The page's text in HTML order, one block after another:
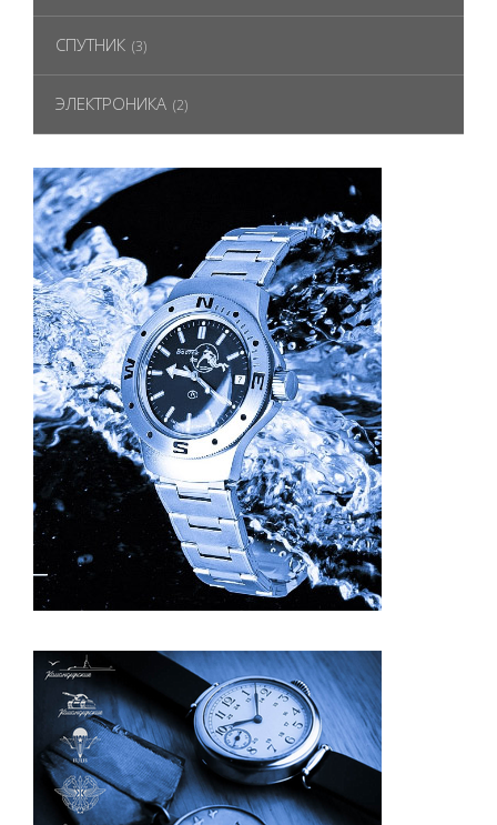
СПУТНИК (3)
ЭЛЕКТРОНИКА (2)